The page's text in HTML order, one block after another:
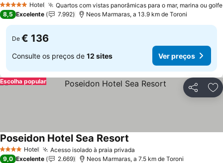
5 Estrelas Hotel Quartos com vistas panorâmicas para o mar, marina ou golfe
8,5 Excelente 7.992 Neos Marmaras, a 13.9 km de Toroni
De € 136
Consulte os preços de 12 sites Ver preços
Partilhar
Escolha popular
4 EstrelasHotel Acesso isolado à praia privada
Poseidon Hotel Sea Resort
9,0 Excelente 2.669 Neos Marmaras, a 7.5 km de Toroni